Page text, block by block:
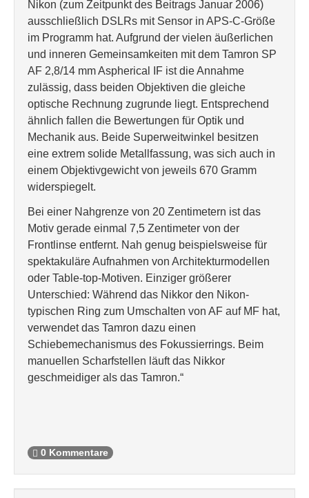
Nikon (zum Zeitpunkt des Beitrags Januar 2006)
ausschließlich DSLRs mit Sensor in APS-C-Größe
im Programm hat. Aufgrund der vielen äußerlichen
und inneren Gemeinsamkeiten mit dem Tamron SP
AF 2,8/14 mm Aspherical IF ist die Annahme
zulässig, dass beiden Objektiven die gleiche
optische Rechnung zugrunde liegt. Entsprechend
ähnlich fallen die Bewertungen für Optik und
Mechanik aus. Beide Superweitwinkel besitzen
eine extrem solide Metallfassung, was sich auch in
einem Objektivgewicht von jeweils 670 Gramm
widerspiegelt.
Bei einer Nahgrenze von 20 Zentimetern ist das
Motiv gerade einmal 7,5 Zentimeter von der
Frontlinse entfernt. Nah genug beispielsweise für
spektakuläre Aufnahmen von Architekturmodellen
oder Table-top-Motiven. Einziger größerer
Unterschied: Während das Nikkor den Nikon-
typischen Ring zum Umschalten von AF auf MF hat,
verwendet das Tamron dazu einen
Schiebemechanismus des Fokussierrings. Beim
manuellen Scharfstellen läuft das Nikkor
geschmeidiger als das Tamron.“
0 Kommentare